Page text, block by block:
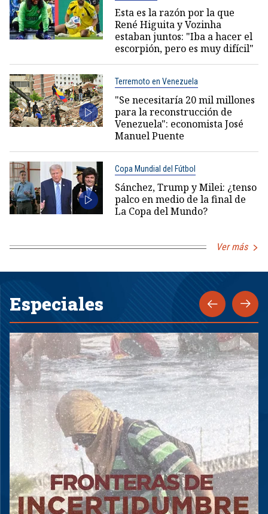
Esta es la razón por la que
René Higuita y Vozinha
estaban juntos: "Iba a hacer el
escorpión, pero es muy difícil"
Terremoto en Venezuela
"Se necesitaría 20 mil millones
para la reconstrucción de
Venezuela": economista José
Manuel Puente
Copa Mundial del Fútbol
Sánchez, Trump y Milei: ¿tenso
palco en medio de la final de
La Copa del Mundo?
Ver más
Especiales